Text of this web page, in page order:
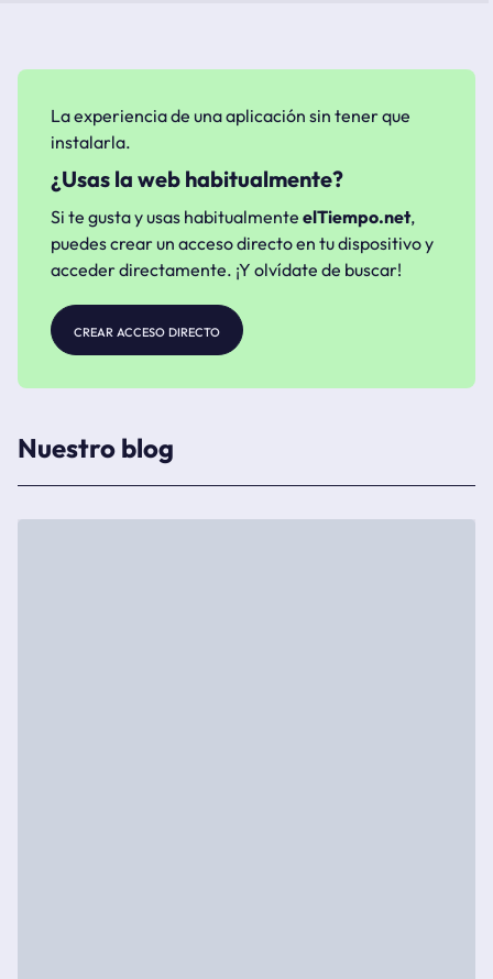
La experiencia de una aplicación sin tener que
instalarla.
¿Usas la web habitualmente?
Si te gusta y usas habitualmente elTiempo.net,
puedes crear un acceso directo en tu dispositivo y
acceder directamente. ¡Y olvídate de buscar!
crear acceso directo
Nuestro blog